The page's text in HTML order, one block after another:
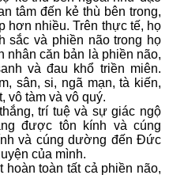
tâm đến kẻ thù bên trong,
hơn nhiều. Trên thực tế, họ
sắc và phiền não trong họ
nhân căn bản là phiền não,
và đau khổ triền miên.
sân, si, ngã mạn, tà kiến,
vô tàm và vô quý.
trí tuệ và sự giác ngộ
được tôn kính và cúng
và cúng dường đến Ðức
của mình.
toàn tất cả phiền não,